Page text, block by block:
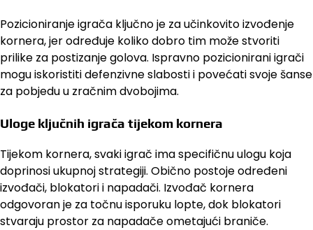
Pozicioniranje igrača ključno je za učinkovito izvođenje
kornera, jer određuje koliko dobro tim može stvoriti
prilike za postizanje golova. Ispravno pozicionirani igrači
mogu iskoristiti defenzivne slabosti i povećati svoje šanse
za pobjedu u zračnim dvobojima.
Uloge ključnih igrača tijekom kornera
Tijekom kornera, svaki igrač ima specifičnu ulogu koja
doprinosi ukupnoj strategiji. Obično postoje određeni
izvođači, blokatori i napadači. Izvođač kornera
odgovoran je za točnu isporuku lopte, dok blokatori
stvaraju prostor za napadače ometajući braniče.